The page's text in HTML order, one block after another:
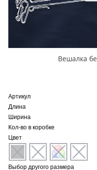
Вешалка
Артикул
Длина
Ширина
Кол-во в коробке
Цвет
Выбор другого размера